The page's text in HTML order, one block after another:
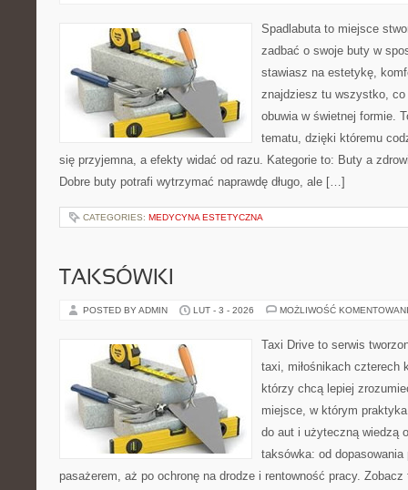
Spadlabuta to miejsce
zadbać o swoje buty w
stawiasz na estetykę,
znajdziesz tu wszystko,
obuwia w świetnej formie.
tematu, dzięki któremu
się przyjemna, a efekty widać od razu. Kategorie to: Buty a
Dobre buty potrafi wytrzymać naprawdę długo, ale […]
CATEGORIES: MEDYCYNA ESTETYCZNA
TAKSÓWKI
POSTED BY ADMIN LUT - 3 - 2026 MOŻLIWOŚĆ
Taxi Drive to serwis
taxi, miłośnikach czterech
którzy chcą lepiej
miejsce, w którym
do aut i użyteczną wiedzą
taksówka: od
pasażerem, aż po ochronę na drodze i rentowność pracy.